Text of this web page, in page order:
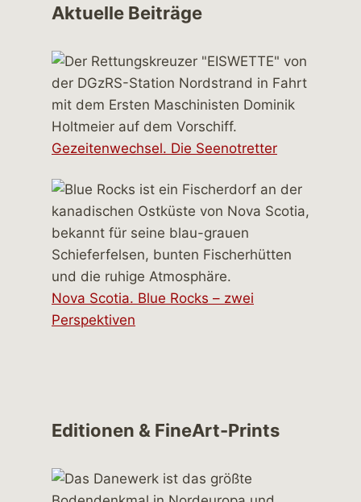
Aktuelle Beiträge
Gezeitenwechsel. Die Seenotretter
Nova Scotia. Blue Rocks – zwei
Perspektiven
Editionen & FineArt-Prints